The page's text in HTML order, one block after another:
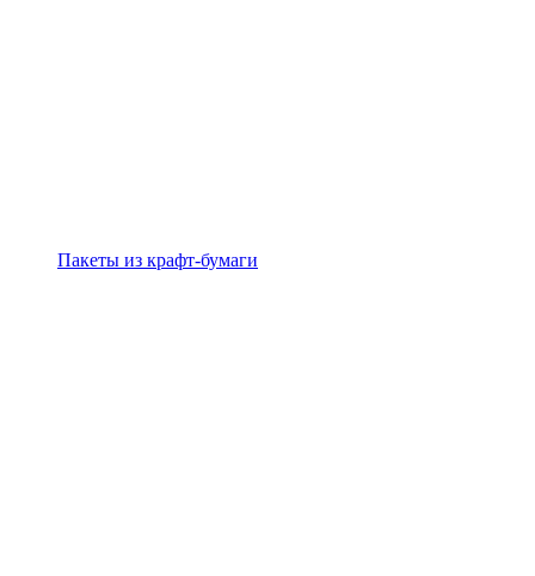
Пакеты из крафт-бумаги